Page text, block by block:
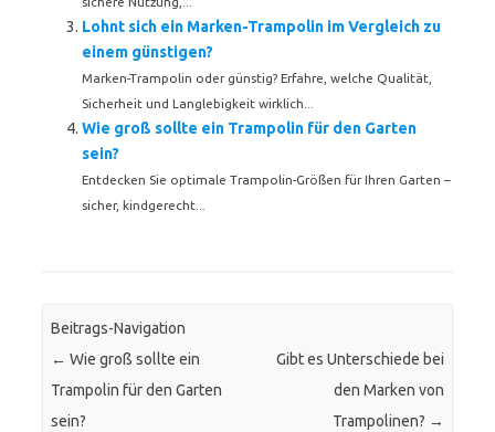
Lohnt sich ein Marken-Trampolin im Vergleich zu
einem günstigen?
Marken-Trampolin oder günstig? Erfahre, welche Qualität,
Sicherheit und Langlebigkeit wirklich...
Wie groß sollte ein Trampolin für den Garten
sein?
Entdecken Sie optimale Trampolin-Größen für Ihren Garten –
sicher, kindgerecht...
Beitrags-Navigation
← Wie groß sollte ein
Trampolin für den Garten
sein?
Gibt es Unterschiede bei
den Marken von
Trampolinen? →